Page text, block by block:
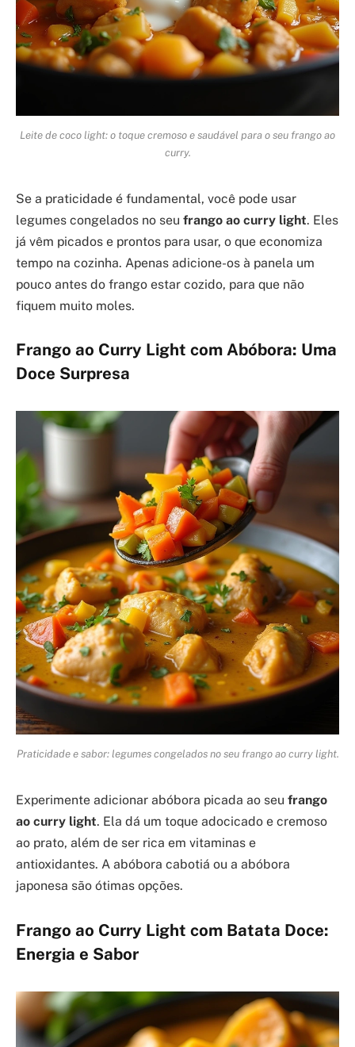
Leite de coco light: o toque cremoso e saudável para o seu frango ao
curry.
Se a praticidade é fundamental, você pode usar
legumes congelados no seu frango ao curry light. Eles
já vêm picados e prontos para usar, o que economiza
tempo na cozinha. Apenas adicione-os à panela um
pouco antes do frango estar cozido, para que não
fiquem muito moles.
Frango ao Curry Light com Abóbora: Uma
Doce Surpresa
Praticidade e sabor: legumes congelados no seu frango ao curry light.
Experimente adicionar abóbora picada ao seu frango
ao curry light. Ela dá um toque adocicado e cremoso
ao prato, além de ser rica em vitaminas e
antioxidantes. A abóbora cabotiá ou a abóbora
japonesa são ótimas opções.
Frango ao Curry Light com Batata Doce:
Energia e Sabor